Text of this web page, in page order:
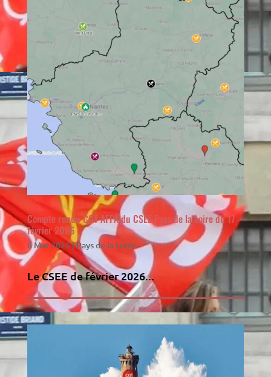
Compte rendu CGT AFPA du CSEE Pays de la Loire du 17
février 2026
6 Mar 2026|Pays de la Loire
Le CSEE de février 2026...